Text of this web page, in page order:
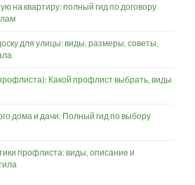
на квартиру: полный гид по договору
для улицы: виды, размеры, советы,
Какой профлист выбрать, виды
дома и дачи: Полный гид по выбору
профлиста: виды, описание и